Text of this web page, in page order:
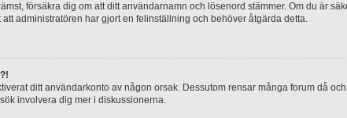
försäkra dig om att ditt användarnamn och lösenord stämmer. Om du är
administratören har gjort en felinställning och behöver åtgärda detta.
ditt användarkonto av någon orsak. Dessutom rensar många forum då
involvera dig mer i diskussionerna.